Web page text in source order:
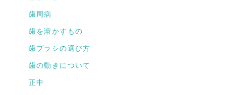
歯周病
歯を溶かすもの
歯ブラシの選び方
歯の動きについて
正中